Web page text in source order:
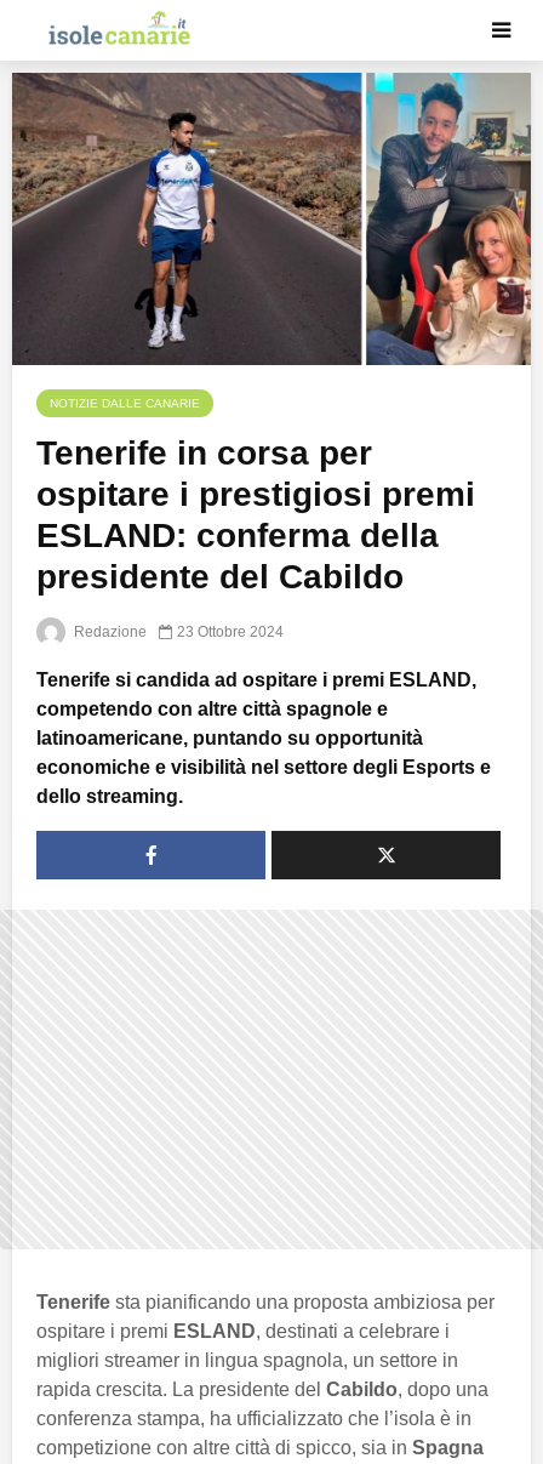
NOTIZIE DALLE CANARIE
Tenerife in corsa per
ospitare i prestigiosi premi
ESLAND: conferma della
presidente del Cabildo
Redazione 23 Ottobre 2024
Tenerife si candida ad ospitare i premi ESLAND,
competendo con altre città spagnole e
latinoamericane, puntando su opportunità
economiche e visibilità nel settore degli Esports e
dello streaming.
Tenerife sta pianificando una proposta ambiziosa per
ospitare i premi ESLAND, destinati a celebrare i
migliori streamer in lingua spagnola, un settore in
rapida crescita. La presidente del Cabildo, dopo una
conferenza stampa, ha ufficializzato che l’isola è in
competizione con altre città di spicco, sia in Spagna